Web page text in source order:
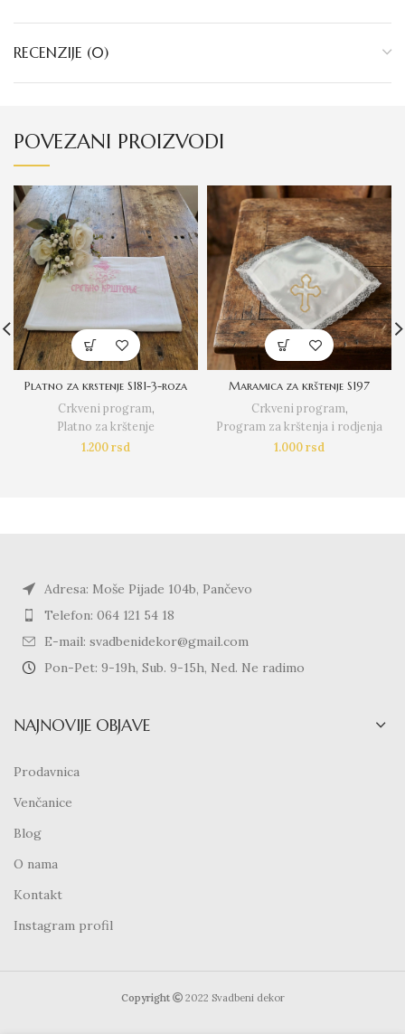
RECENZIJE (0)
POVEZANI PROIZVODI
Platno za krstenje S181-3-roza
Crkveni program,
Platno za krštenje
1.200rsd
Maramica za krštenje S197
Crkveni program,
Program za krštenja i rodjenja
1.000rsd
Adresa: Moše Pijade 104b, Pančevo
Telefon: 064 121 54 18
E-mail: svadbenidekor@gmail.com
Pon-Pet: 9-19h, Sub. 9-15h, Ned. Ne radimo
NAJNOVIJE OBJAVE
Prodavnica
Venčanice
Blog
O nama
Kontakt
Instagram profil
Copyright 2022 Svadbeni dekor